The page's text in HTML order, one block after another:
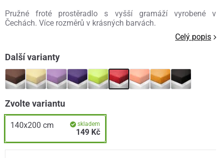
Pružné froté prostěradlo s vyšší gramáží vyrobené v
Čechách. Více rozměrů v krásných barvách.
Celý popis
Další varianty
Zvolte variantu
140x200 cm skladem
149 Kč